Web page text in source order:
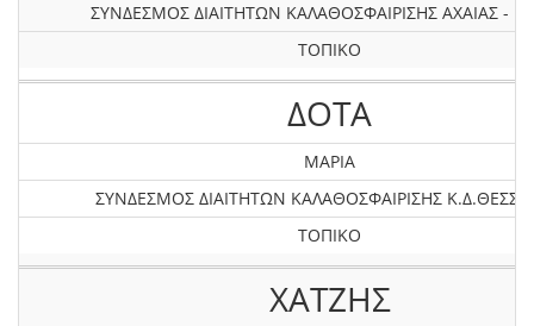
ΣΥΝΔΕΣΜΟΣ ΔΙΑΙΤΗΤΩΝ ΚΑΛΑΘΟΣΦΑΙΡΙΣΗΣ AXAIAΣ -
ΤΟΠΙΚΟ
ΔΟΤΑ
ΜΑΡΙΑ
ΣΥΝΔΕΣΜΟΣ ΔΙΑΙΤΗΤΩΝ ΚΑΛΑΘΟΣΦΑΙΡΙΣΗΣ
ΤΟΠΙΚΟ
ΧΑΤΖΗΣ